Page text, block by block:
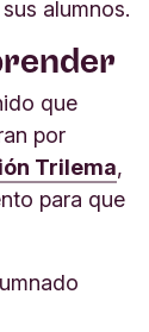
alumnos.
que
por
Trilema,
para que